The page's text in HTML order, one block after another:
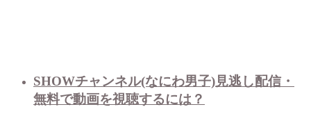
SHOWチャンネル(なにわ男子)見逃し配信・
無料で動画を視聴するには？